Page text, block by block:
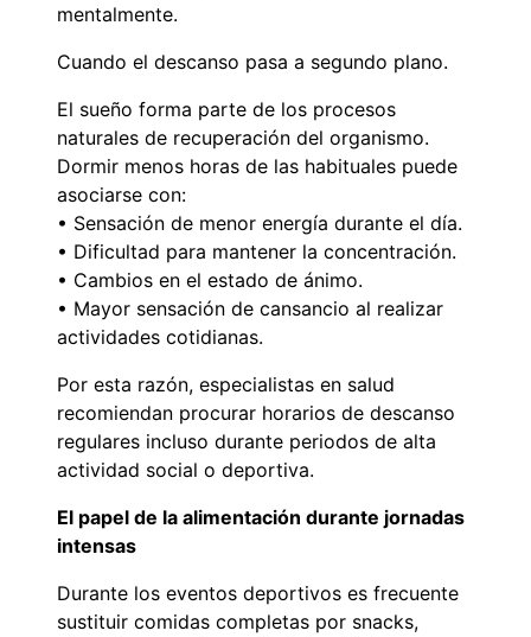
mentalmente.
Cuando el descanso pasa a segundo plano.
El sueño forma parte de los procesos
naturales de recuperación del organismo.
Dormir menos horas de las habituales puede
asociarse con:
• Sensación de menor energía durante el día.
• Dificultad para mantener la concentración.
• Cambios en el estado de ánimo.
• Mayor sensación de cansancio al realizar
actividades cotidianas.
Por esta razón, especialistas en salud
recomiendan procurar horarios de descanso
regulares incluso durante periodos de alta
actividad social o deportiva.
El papel de la alimentación durante jornadas
intensas
Durante los eventos deportivos es frecuente
sustituir comidas completas por snacks,